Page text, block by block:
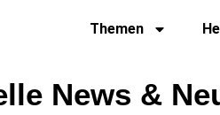
Themen
News &